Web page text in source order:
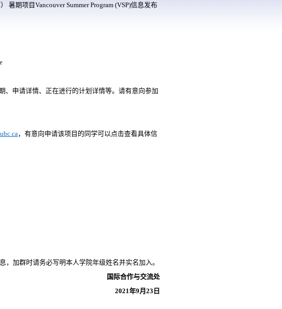
暑期项目Vancouver Summer Program (VSP)信息发布
、申请详情、正在进行的计划详情等。请有意向参加
，有意向申请该项目的同学可以点击查看具体信
，加群时请务必写明本人学院年级姓名并实名加入。
国际合作与交流处
2021年9月23日